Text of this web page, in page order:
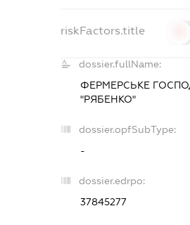
riskFactors.title
dossier.fullName:
ФЕРМЕРСЬКЕ
"РЯБЕНКО"
dossier.opfSubType:
-
dossier.edrpo:
37845277